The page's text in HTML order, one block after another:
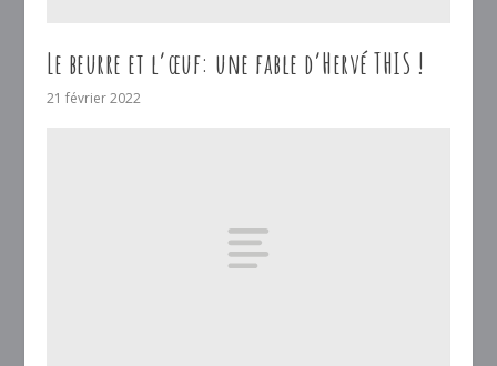
Le beurre et l’œuf: une fable d’Hervé THIS !
21 février 2022